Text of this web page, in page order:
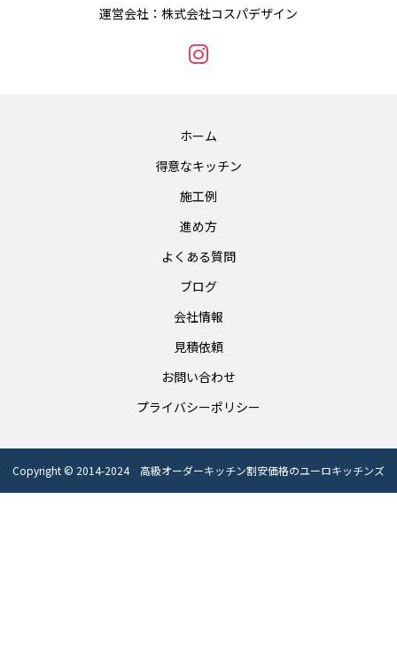
運営会社：株式会社コスパデザイン
ホーム
得意なキッチン
施工例
進め方
よくある質問
ブログ
会社情報
見積依頼
お問い合わせ
プライバシーポリシー
Copyright © 2014-2024 高級オーダーキッチン割安価格のユーロキッチンズ